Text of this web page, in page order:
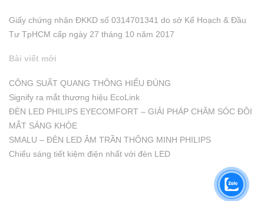
Giấy chứng nhận ĐKKD số 0314701341 do sở Kể Hoạch & Đầu
Tư TpHCM cấp ngày 27 tháng 10 năm 2017
Bài viết mới
CÔNG SUẤT QUANG THÔNG HIỂU ĐÚNG
Signify ra mắt thương hiệu EcoLink
ĐÈN LED PHILIPS EYECOMFORT – GIẢI PHÁP CHĂM SÓC ĐÔI
MẮT SÁNG KHỎE
SMALU – ĐÈN LED ÂM TRẦN THÔNG MINH PHILIPS
Chiếu sáng tiết kiệm điện nhất với đèn LED